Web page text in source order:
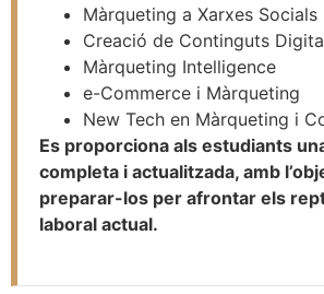
Màrqueting a Xarxes Socials
Creació de Continguts
Màrqueting Intelligence
e-Commerce i Màrqueting
New Tech en Màrqueting i
Es proporciona als estudiants
completa i actualitzada, amb
preparar-los per afrontar els
laboral actual.